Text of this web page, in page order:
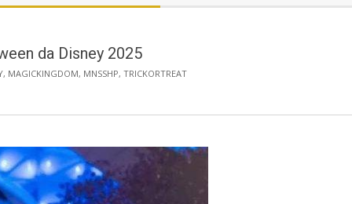
da Disney 2025
, MAGICKINGDOM, MNSSHP, TRICKORTREAT